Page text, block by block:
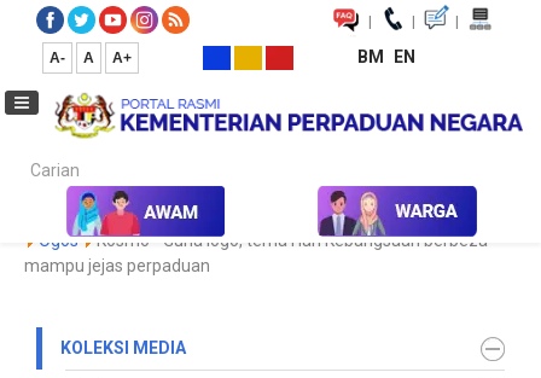
| | |
A- A A+ BM EN
Carian...
Laman Utama Media Koleksi Media Keratan Akhbar
Ogos
Kosmo - Guna logo, tema Hari Kebangsaan berbeza
mampu jejas perpaduan
KOLEKSI MEDIA